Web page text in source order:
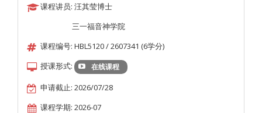
课程讲员: 汪其莹博士
三一福音神学院
课程编号: HBL5120 / 2607341 (6学分)
授课形式:
在线课程
申请截止: 2026/07/28
课程学期: 2026-07